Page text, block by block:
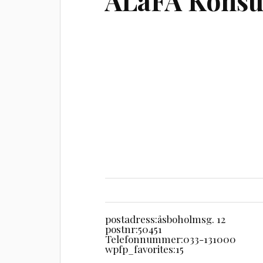
postadress:åsboholmsg. 12
postnr:50451
Telefonnummer:033-131000
wpfp_favorites:15